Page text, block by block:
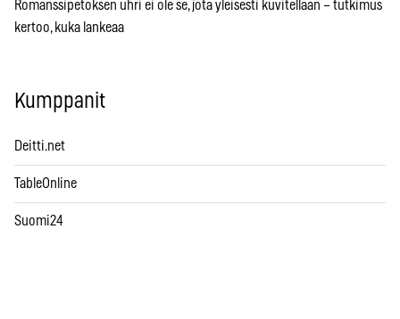
Romanssipetoksen uhri ei ole se, jota yleisesti kuvitellaan – tutkimus
kertoo, kuka lankeaa
Kumppanit
Deitti.net
TableOnline
Suomi24